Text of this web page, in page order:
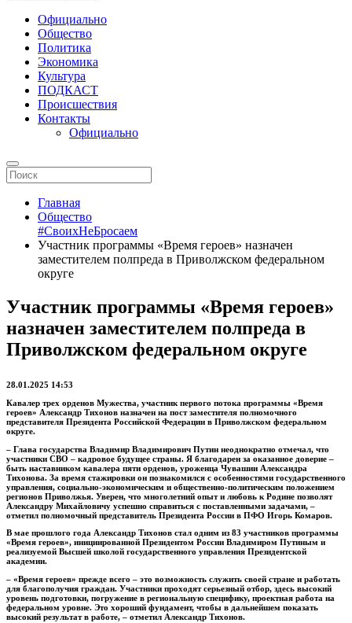
Официально
Общество
Политика
Экономика
Культура
ПОДКАСТ
Происшествия
Контакты
Официально
Главная
Общество
#СвоихНеБросаем
Участник программы «Время героев» назначен
заместителем полпреда в Приволжском федеральном
округе
Участник программы «Время героев»
назначен заместителем полпреда в
Приволжском федеральном округе
28.01.2025 14:53
Кавалер трех орденов Мужества, участник первого потока программы «Время
героев» Александр Тихонов назначен на пост заместителя полномочного
представителя Президента Российской Федерации в Приволжском федеральном
округе.
– Глава государства Владимир Владимирович Путин неоднократно отмечал, что
участники СВО – кадровое будущее страны. Я благодарен за оказанное доверие –
быть наставником кавалера пяти орденов, уроженца Чувашии Александра
Тихонова. За время стажировки он познакомился с особенностями государственного
управления, социально-экономическим и общественно-политическим положением
регионов Приволжья. Уверен, что многолетний опыт и любовь к Родине позволят
Александру Михайловичу успешно справиться с поставленными задачами, –
отметил полномочный представитель Президента России в ПФО Игорь Комаров.
В мае прошлого года Александр Тихонов стал одним из 83 участников программы
«Время героев», инициированной Президентом России Владимиром Путиным и
реализуемой Высшей школой государственного управления Президентской
академии.
– «Время героев» прежде всего – это возможность служить своей стране и работать
для благополучия граждан. Участники проходят серьезный отбор, здесь высокий
уровень подготовки, погружение в региональную специфику, проектная работа на
федеральном уровне. Это хороший фундамент, чтобы в дальнейшем показать
высокий результат в работе, – отметил Александр Тихонов.